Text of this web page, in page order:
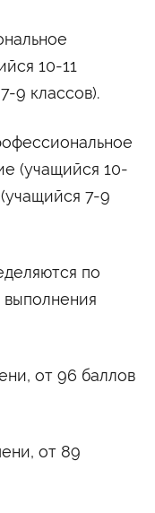
10-11
9 классов).
(учащийся 10-
7-9
по
от 96 баллов
от 89